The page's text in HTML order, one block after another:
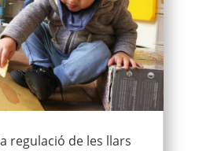
regulació de les llars